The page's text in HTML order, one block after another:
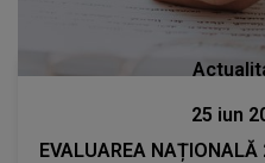
25 iun
EVALUAREA